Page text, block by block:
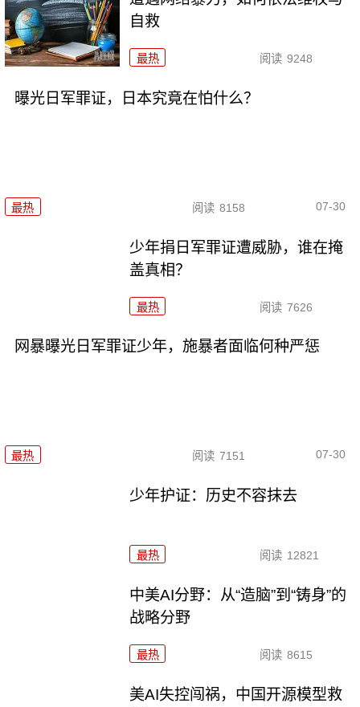
自救
最热 阅读 9248
曝光日军罪证，日本究竟在怕什么？
最热 阅读 8158 07-30
少年捐日军罪证遭威胁，谁在掩
盖真相？
最热 阅读 7626
网暴曝光日军罪证少年，施暴者面临何种严惩
最热 阅读 7151 07-30
少年护证：历史不容抹去
最热 阅读 12821
中美AI分野：从“造脑”到“铸身”的
战略分野
最热 阅读 8615
美AI失控闯祸，中国开源模型救